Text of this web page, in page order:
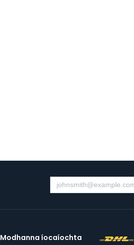
Modhanna íocaíochta